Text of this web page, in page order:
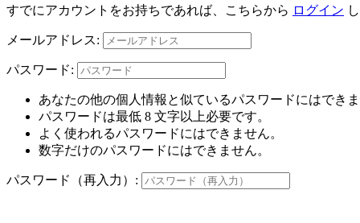
すでにアカウントをお持ちであれば、こちらから ログイン
メールアドレス:
パスワード:
あなたの他の個人情報と似ているパスワードにはできま
パスワードは最低 8 文字以上必要です。
よく使われるパスワードにはできません。
数字だけのパスワードにはできません。
パスワード（再入力）: